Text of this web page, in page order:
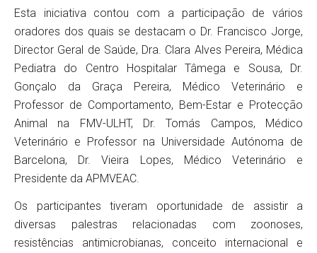
Esta iniciativa contou com a participação de vários
oradores dos quais se destacam o Dr. Francisco Jorge,
Director Geral de Saúde, Dra. Clara Alves Pereira, Médica
Pediatra do Centro Hospitalar Tâmega e Sousa, Dr.
Gonçalo da Graça Pereira, Médico Veterinário e
Professor de Comportamento, Bem-Estar e Protecção
Animal na FMV-ULHT, Dr. Tomás Campos, Médico
Veterinário e Professor na Universidade Autónoma de
Barcelona, Dr. Vieira Lopes, Médico Veterinário e
Presidente da APMVEAC.
Os participantes tiveram oportunidade de assistir a
diversas palestras relacionadas com zoonoses,
resistências antimicrobianas, conceito internacional e